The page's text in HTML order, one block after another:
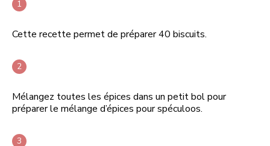
Cette recette permet de préparer 40 biscuits.
Mélangez toutes les épices dans un petit bol pour
préparer le mélange d’épices pour spéculoos.